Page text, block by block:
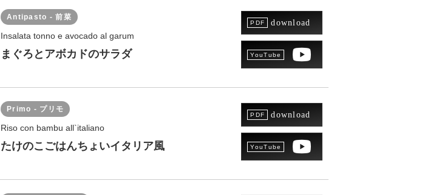
Antipasto - 前菜
Insalata tonno e avocado al garum
まぐろとアボカドのサラダ
download
Primo - プリモ
Riso con bambu all`italiano
たけのこごはんちょいイタリア風
download